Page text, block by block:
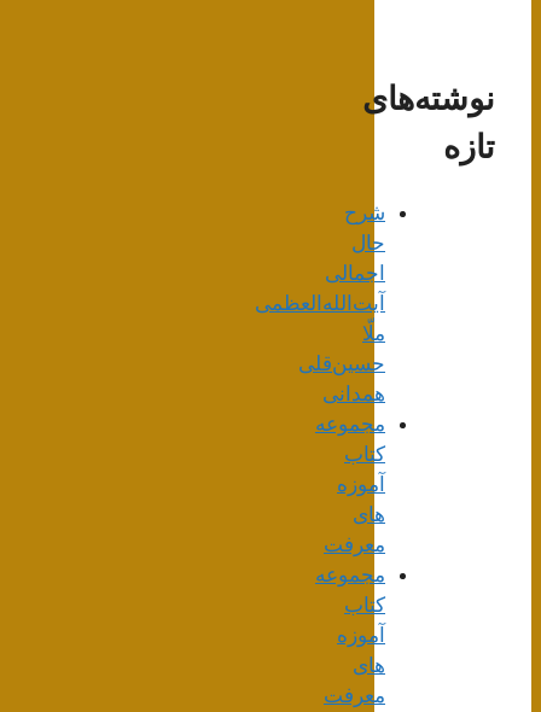
نوشته‌های
تازه
شرح
حال
اجمالی
آیت‌الله‌العظمی
ملّا
حسین‌قلی
همدانی
مجموعه
کتاب
آموزه
های
معرفت
مجموعه
کتاب
آموزه
های
معرفت